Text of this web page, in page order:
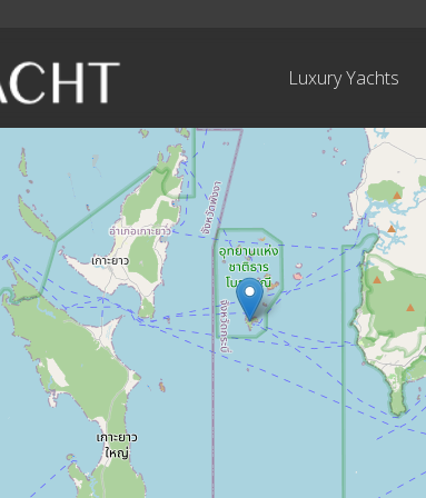
Luxury Yachts